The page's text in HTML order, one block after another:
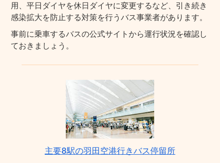
用、平日ダイヤを休日ダイヤに変更するなど、引き続き
感染拡大を防止する対策を行うバス事業者があります。
事前に乗車するバスの公式サイトから運行状況を確認し
ておきましょう。
主要8駅の羽田空港行きバス停留所